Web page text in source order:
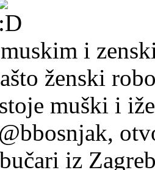
i
ženski
muški i
iz